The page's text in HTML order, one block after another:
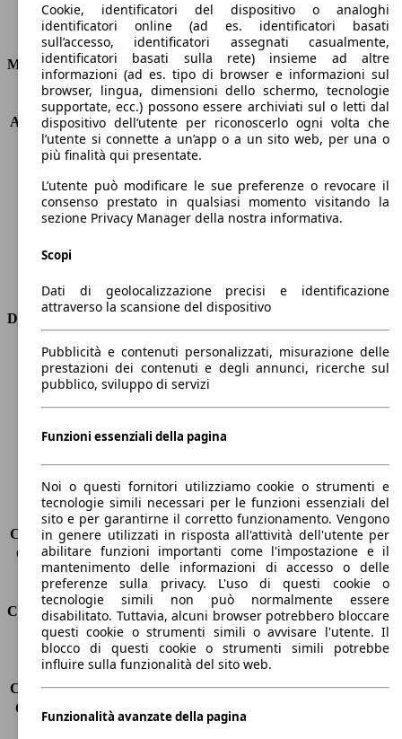
Consumi
Motore e Prestazioni
KW (PS)
72 kW (98 PS)
Accelerazione (0-100 km/h)
12.2s
Velocità massima (km/h)
172 km/h
Numero di marce
-
Coppia
147 nm
Cilindrata
1198 ccm
Carburante
Benzina
Trasmissione
Dimensioni
Lunghezza
4100 mm
Altezza
1530 mm
Larghezza
Peso massimo
-
Sedili
5
Carico sul tetto
-
Capacità di traino (senza freni) -
Capacità di traino (con freni)
450 kg
Volume del bagagliaio
325 - 2012 l
Consumi
Emissioni di CO2*
119 g/km (komb.)
Consumo (urbano)
6.1 l/100km
Consumo (extra-urbano) 4.7 l/100km
Consumo (combinato)*
5.2 l/100km
Cookie, identificatori del dispositivo o analoghi
identificatori online (ad es. identificatori basati
sull’accesso, identificatori assegnati casualmente,
identificatori basati sulla rete) insieme ad altre
informazioni (ad es. tipo di browser e informazioni sul
browser, lingua, dimensioni dello schermo, tecnologie
supportate, ecc.) possono essere archiviati sul o letti dal
dispositivo dell’utente per riconoscerlo ogni volta che
l’utente si connette a un’app o a un sito web, per una o
più finalità qui presentate.
L’utente può modificare le sue preferenze o revocare il
consenso prestato in qualsiasi momento visitando la
sezione Privacy Manager della nostra informativa.
Scopi
Dati di geolocalizzazione precisi e identificazione
attraverso la scansione del dispositivo
Pubblicità e contenuti personalizzati, misurazione delle
prestazioni dei contenuti e degli annunci, ricerche sul
pubblico, sviluppo di servizi
Funzioni essenziali della pagina
Noi o questi fornitori utilizziamo cookie o strumenti e
tecnologie simili necessari per le funzioni essenziali del
sito e per garantirne il corretto funzionamento. Vengono
in genere utilizzati in risposta all'attività dell'utente per
abilitare funzioni importanti come l'impostazione e il
mantenimento delle informazioni di accesso o delle
preferenze sulla privacy. L'uso di questi cookie o
tecnologie simili non può normalmente essere
disabilitato. Tuttavia, alcuni browser potrebbero bloccare
questi cookie o strumenti simili o avvisare l'utente. Il
blocco di questi cookie o strumenti simili potrebbe
influire sulla funzionalità del sito web.
Funzionalità avanzate della pagina